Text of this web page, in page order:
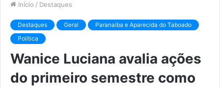
Início / Destaques
Destaques Geral
Paranaiba e Aparecida do Taboado
Política
Wanice Luciana avalia ações
do primeiro semestre como